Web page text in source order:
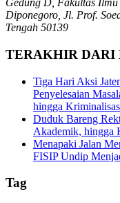
Gedung D, Fakultas
Diponegoro, Jl. Prof.
Tengah 50139
TERAKHIR DARI
Tiga Hari Aksi
Penyelesaian
hingga
Duduk Bareng
Akademik, hingga
Menapaki Jalan
FISIP Undip
Tag